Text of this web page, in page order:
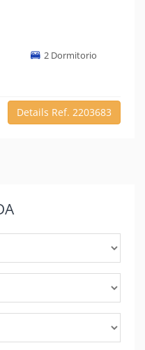
2 Dormitorio
Details Ref. 2203683